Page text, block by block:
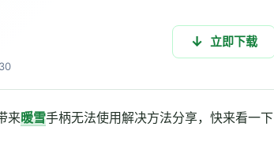
立即下载
来暖雪手柄无法使用解决方法分享，快来看一下